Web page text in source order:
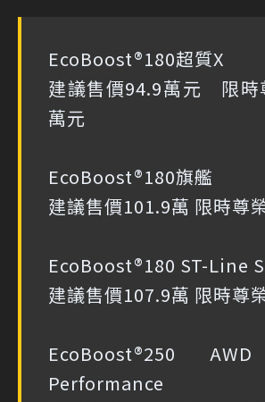
EcoBoost®180超質X
建議售價94.9萬元 限時
萬元
EcoBoost®180旗艦
建議售價101.9萬 限時尊
EcoBoost®180 ST-Line
建議售價107.9萬 限時尊
EcoBoost®250
Performance